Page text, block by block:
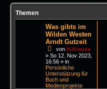
Themen
Was gibts im
Wilden Westen
Arndt Gutzeit
von H.Krause
» So 12. Nov 2023,
16:56 » in
Persönliche
Unterstützung für
Buch und
Medienprojekte